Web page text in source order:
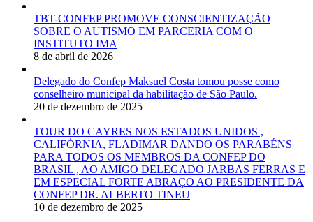
TBT-CONFEP PROMOVE CONSCIENTIZAÇÃO
SOBRE O AUTISMO EM PARCERIA COM O
INSTITUTO IMA
8 de abril de 2026
Delegado do Confep Maksuel Costa tomou posse como
conselheiro municipal da habilitação de São Paulo.
20 de dezembro de 2025
TOUR DO CAYRES NOS ESTADOS UNIDOS ,
CALIFÓRNIA, FLADIMAR DANDO OS PARABÉNS
PARA TODOS OS MEMBROS DA CONFEP DO
BRASIL , AO AMIGO DELEGADO JARBAS FERRAS E
EM ESPECIAL FORTE ABRAÇO AO PRESIDENTE DA
CONFEP DR. ALBERTO TINEU
10 de dezembro de 2025